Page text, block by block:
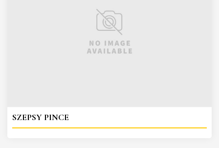
SZEPSY PINCE